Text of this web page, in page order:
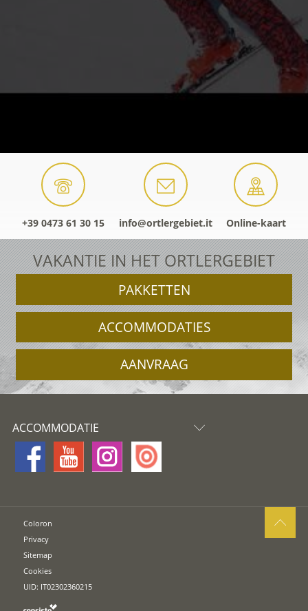
+39 0473 61 30 15 info@ortlergebiet.it Online-kaart
VAKANTIE IN HET ORTLERGEBIET
PAKKETTEN
ACCOMMODATIES
AANVRAAG
ACCOMMODATIE
Coloron
Privacy
Sitemap
Cookies
UID: IT02302360215